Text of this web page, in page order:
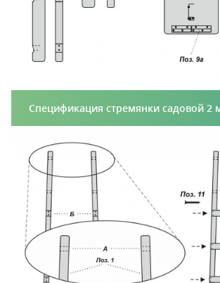
Спецификация стремянки садовой 2